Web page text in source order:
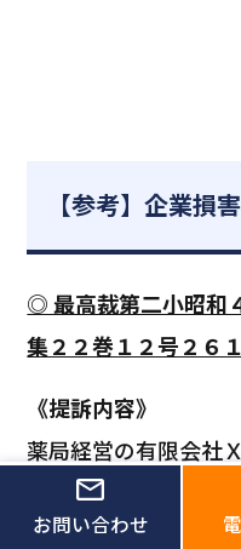
お問い合わせ
【参考】企業損
◎ 最高裁第二小昭和
集２２巻１２号２６
《提訴内容》
薬局経営の有限会社
し、Ｘが売上減少の